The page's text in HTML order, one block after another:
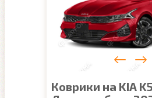
Коврики на KIA